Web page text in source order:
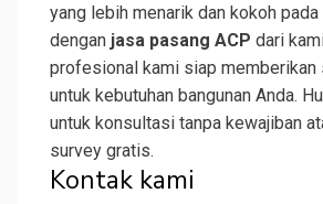
yang lebih menarik dan kokoh pada
dengan jasa pasang ACP dari
profesional kami siap
untuk kebutuhan bangunan Anda.
untuk konsultasi tanpa kewajiban
survey gratis.
Kontak kami